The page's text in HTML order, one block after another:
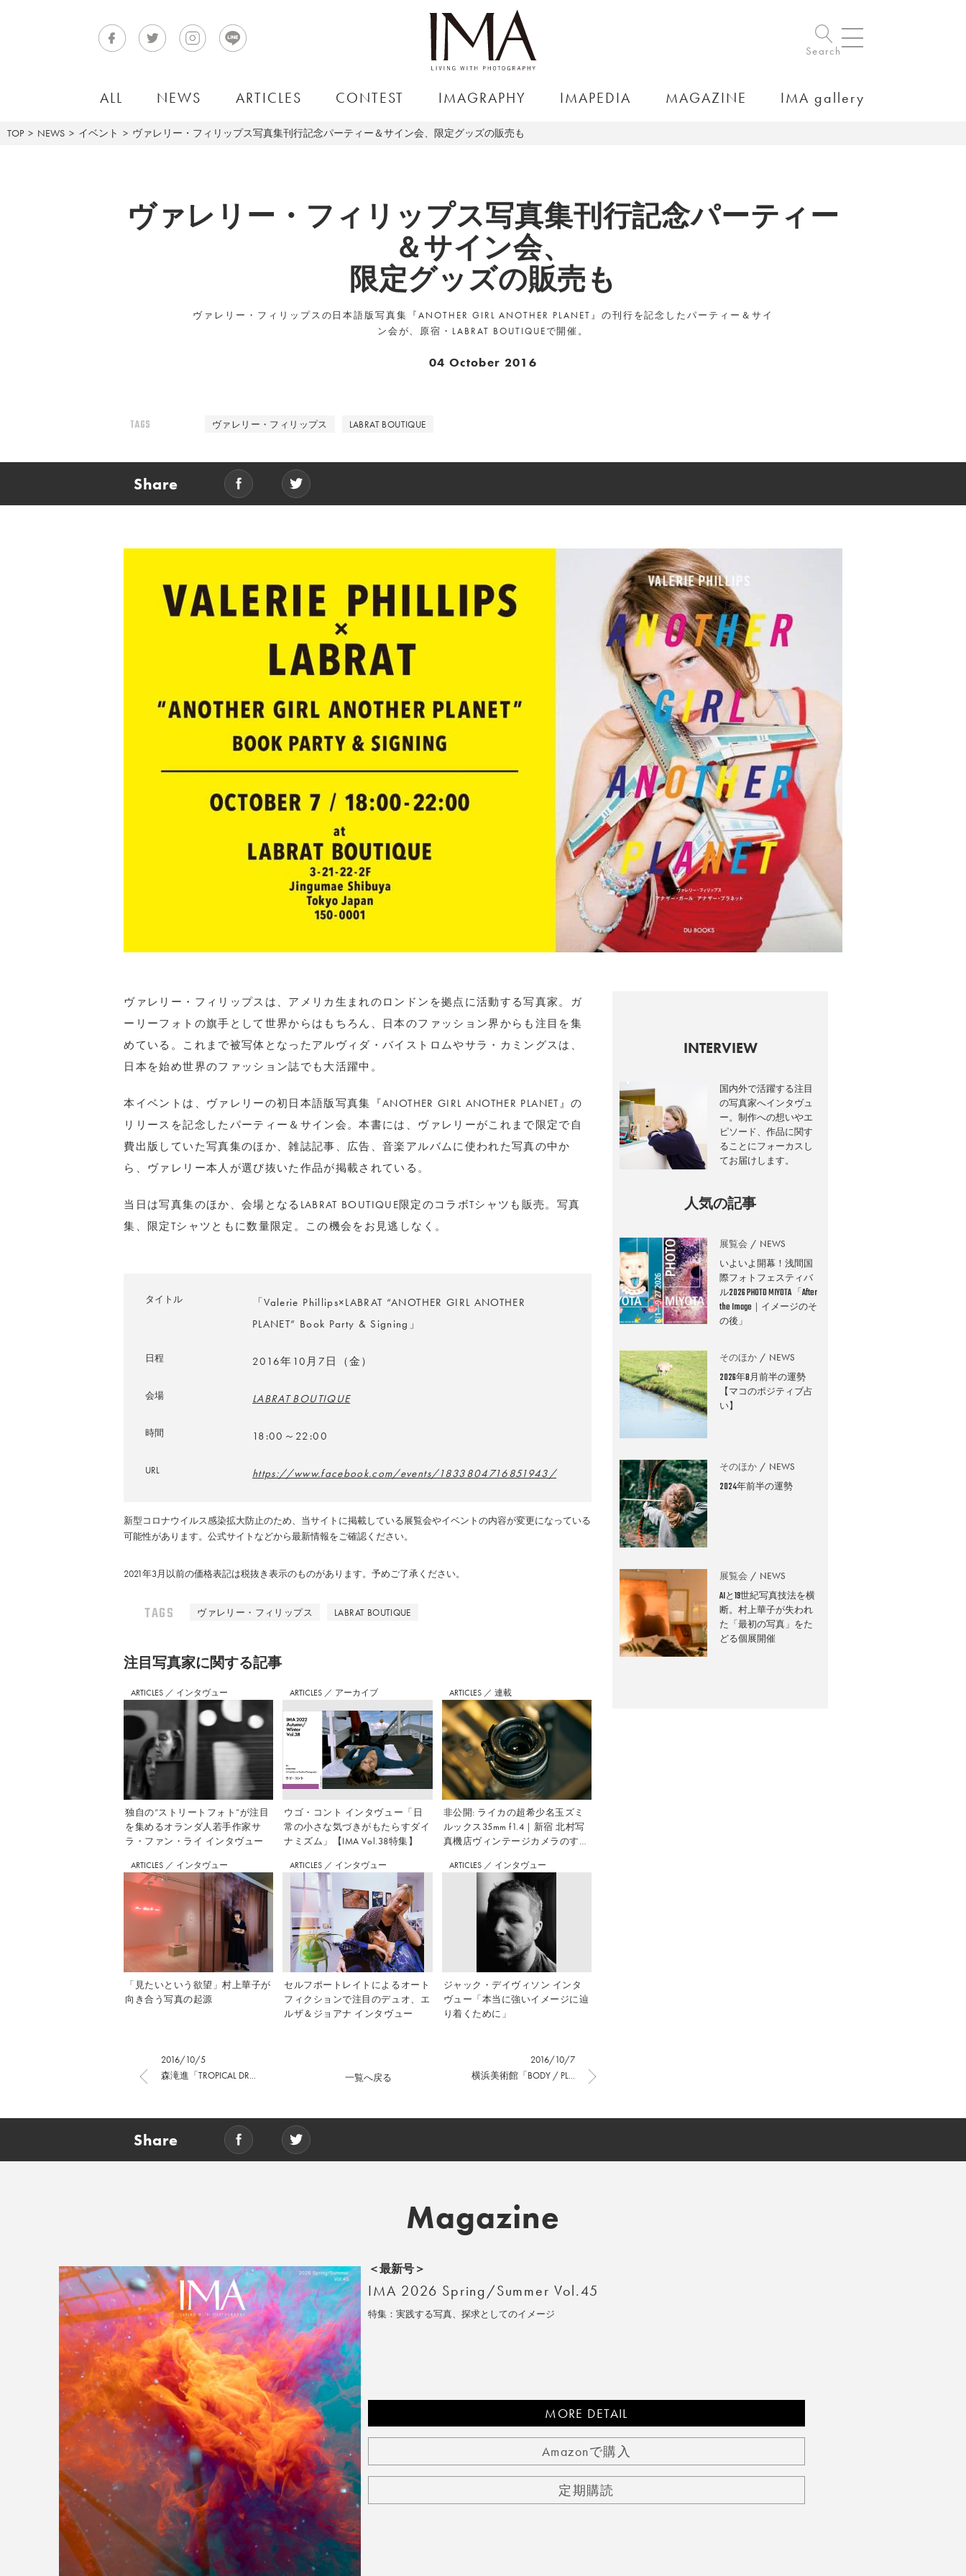
Search
ALL NEWS ARTICLES CONTEST IMAGRAPHY IMAPEDIA MAGAZINE IMA gallery
TOP NEWS イベント ヴァレリー・フィリップス写真集刊行記念パーティー＆サイン会、限定グッズの販売も
ヴァレリー・フィリップス写真集刊行記念パーティー
＆サイン会、
限定グッズの販売も
ヴァレリー・フィリップスの日本語版写真集『ANOTHER GIRL ANOTHER PLANET』の刊行を記念したパーティー＆サイ
ン会が、原宿・LABRAT BOUTIQUEで開催。
04 October 2016
TAGS ヴァレリー・フィリップス LABRAT BOUTIQUE
Share
ヴァレリー・フィリップスは、アメリカ生まれのロンドンを拠点に活動する写真家。ガ
ーリーフォトの旗手として世界からはもちろん、日本のファッション界からも注目を集
めている。これまで被写体となったアルヴィダ・バイストロムやサラ・カミングスは、
日本を始め世界のファッション誌でも大活躍中。
本イベントは、ヴァレリーの初日本語版写真集『ANOTHER GIRL ANOTHER PLANET』の
リリースを記念したパーティー＆サイン会。本書には、ヴァレリーがこれまで限定で自
費出版していた写真集のほか、雑誌記事、広告、音楽アルバムに使われた写真の中か
ら、ヴァレリー本人が選び抜いた作品が掲載されている。
当日は写真集のほか、会場となるLABRAT BOUTIQUE限定のコラボTシャツも販売。写真
集、限定Tシャツともに数量限定。この機会をお見逃しなく。
タイトル
「Valerie Phillips×LABRAT “ANOTHER GIRL ANOTHER
PLANET” Book Party & Signing」
日程 2016年10月7日（金）
会場 LABRAT BOUTIQUE
時間 18:00～22:00
URL https://www.facebook.com/events/1833804716851943/
新型コロナウイルス感染拡大防止のため、当サイトに掲載している展覧会やイベントの内容が変更になっている
可能性があります。公式サイトなどから最新情報をご確認ください。
2021年3月以前の価格表記は税抜き表示のものがあります。予めご了承ください。
TAGS ヴァレリー・フィリップス LABRAT BOUTIQUE
注⽬写真家に関する記事
ARTICLES ／ インタヴュー
独自の“ストリートフォト”が注目
を集めるオランダ人若手作家サ
ラ・ファン・ライ インタヴュー
ARTICLES ／ アーカイブ
ウゴ・コント インタヴュー「日
常の小さな気づきがもたらすダイ
ナミズム」【IMA Vol.38特集】
ARTICLES ／ 連載
非公開: ライカの超希少名玉ズミ
ルックス35mm f1.4｜新宿 北村写
真機店ヴィンテージカメラのすす
ARTICLES ／ インタヴュー
「見たいという欲望」村上華子が
向き合う写真の起源
ARTICLES ／ インタヴュー
セルフポートレイトによるオート
フィクションで注目のデュオ、エ
ルザ＆ジョアナ インタヴュー
ARTICLES ／ インタヴュー
ジャック・デイヴィソン インタ
ヴュー「本当に強いイメージに辿
り着くために」
2016/10/5
森滝進「TROPICAL DR...
2016/10/7
横浜美術館「BODY / PL...
一覧へ戻る
INTERVIEW
国内外で活躍する注目
の写真家へインタヴュ
ー。制作への想いやエ
ピソード、作品に関す
ることにフォーカスし
てお届けします。
人気の記事
展覧会 NEWS
いよいよ開幕！浅間国
際フォトフェスティバ
ル2026 PHOTO MIYOTA 「After
the Image｜イメージのそ
の後」
そのほか NEWS
2026年8月前半の運勢
【マコのポジティブ占
い】
そのほか NEWS
2024年前半の運勢
展覧会 NEWS
AIと19世紀写真技法を横
断。村上華子が失われ
た「最初の写真」をた
どる個展開催
Share
Magazine
＜最新号＞
IMA 2026 Spring/Summer Vol.45
特集：実践する写真、探求としてのイメージ
MORE DETAIL
Amazonで購入
定期購読